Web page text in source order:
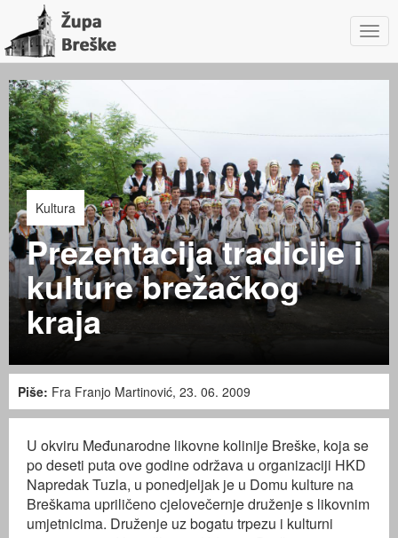
Kultura
Prezentacija tradicije i
kulture brežačkog
kraja
Piše: Fra Franjo Martinović, 23. 06. 2009
U okviru Međunarodne likovne kolinije Breške, koja se
po deseti puta ove godine održava u organizaciji HKD
Napredak Tuzla, u ponedjeljak je u Domu kulture na
Breškama upriličeno cjelovečernje druženje s likovnim
umjetnicima. Druženje uz bogatu trpezu i kulturni